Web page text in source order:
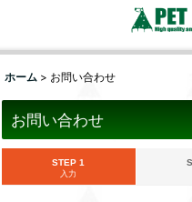
ホーム > お問い合わせ
お問い合わせ
STEP 1
入力